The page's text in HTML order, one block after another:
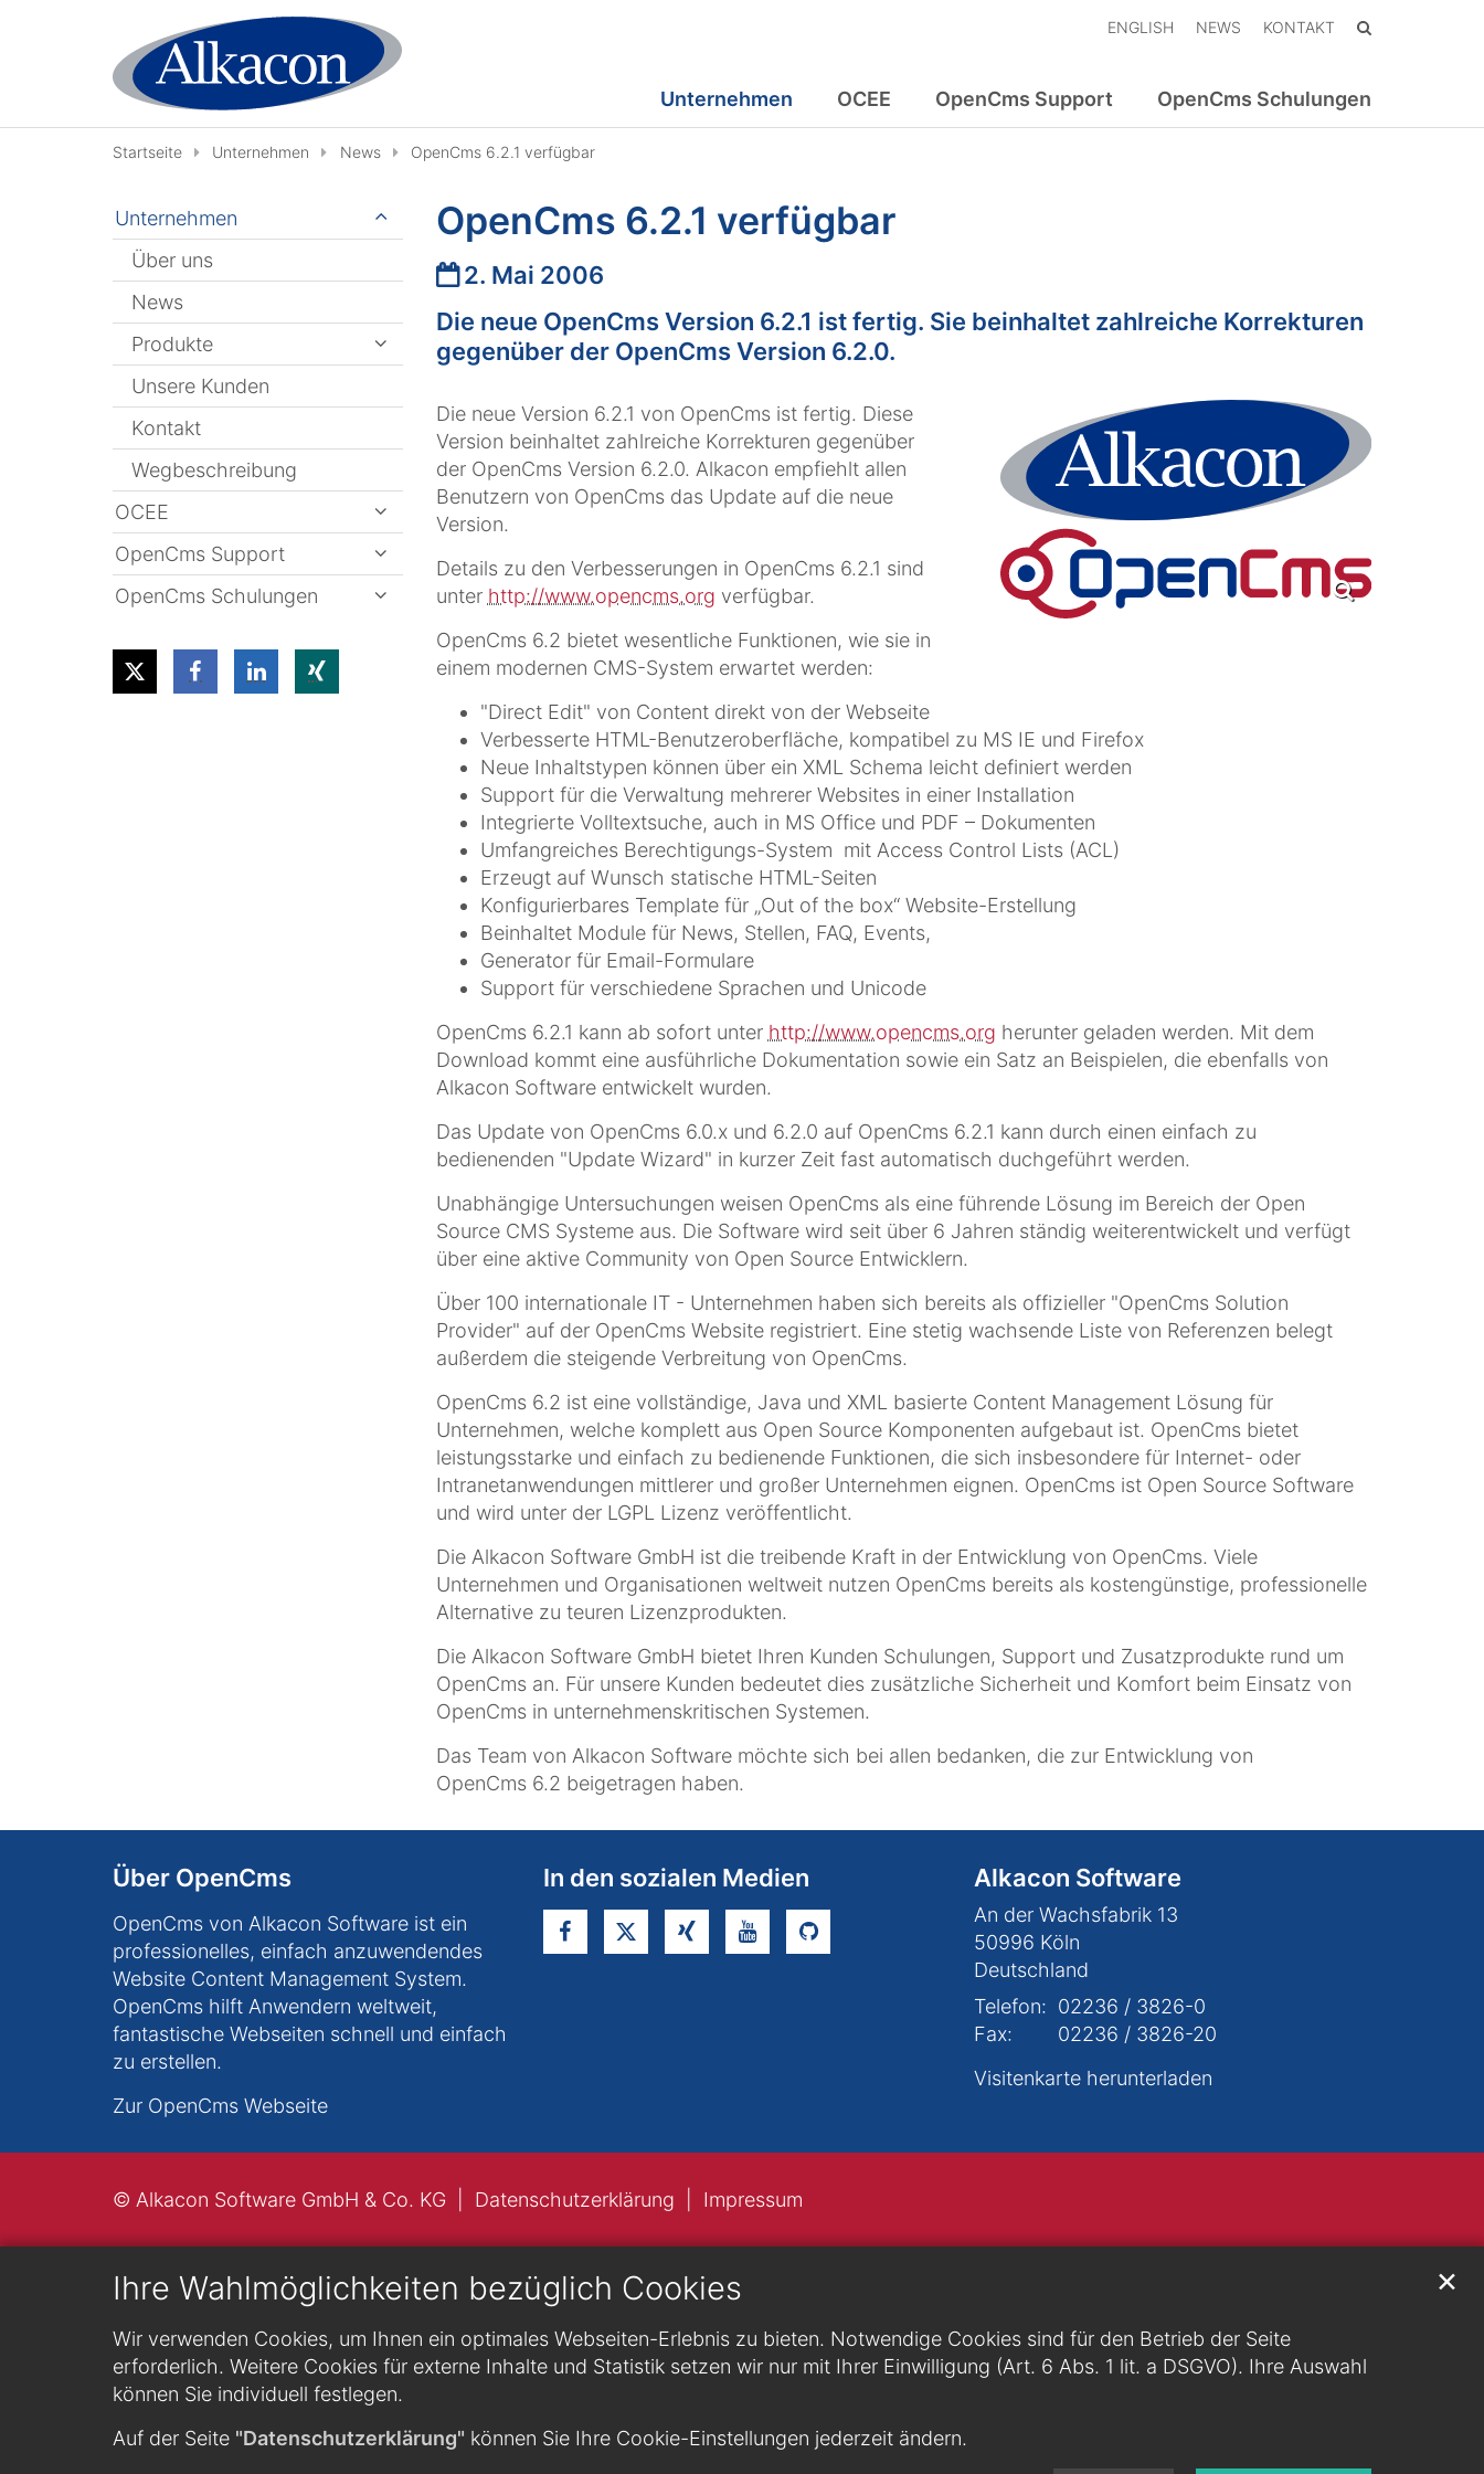
Ihre Wahlmöglichkeiten bezüglich Cookies
Wir verwenden Cookies, um Ihnen ein optimales Webseiten-Erlebnis zu bieten. Notwendige Cookies sind für den Betrieb der Seite
erforderlich. Weitere Cookies für externe Inhalte und Statistik setzen wir nur mit Ihrer Einwilligung (Art. 6 Abs. 1 lit. a DSGVO). Ihre Auswahl
können Sie individuell festlegen.
Auf der Seite "Datenschutzerklärung" können Sie Ihre Cookie-Einstellungen jederzeit ändern.
✕
ENGLISH NEWS KONTAKT
Unternehmen OCEE OpenCms Support OpenCms Schulungen
Startseite Unternehmen News OpenCms 6.2.1 verfügbar
OpenCms 6.2.1 verfügbar
Datum:
2. Mai 2006
Die neue OpenCms Version 6.2.1 ist fertig. Sie beinhaltet zahlreiche Korrekturen
gegenüber der OpenCms Version 6.2.0.
Die neue Version 6.2.1 von OpenCms ist fertig. Diese
Version beinhaltet zahlreiche Korrekturen gegenüber
der OpenCms Version 6.2.0. Alkacon empfiehlt allen
Benutzern von OpenCms das Update auf die neue
Version.
Details zu den Verbesserungen in OpenCms 6.2.1 sind
unter http://www.opencms.org verfügbar.
OpenCms 6.2 bietet wesentliche Funktionen, wie sie in
einem modernen CMS-System erwartet werden:
"Direct Edit" von Content direkt von der Webseite
Verbesserte HTML-Benutzeroberfläche, kompatibel zu MS IE und Firefox
Neue Inhaltstypen können über ein XML Schema leicht definiert werden
Support für die Verwaltung mehrerer Websites in einer Installation
Integrierte Volltextsuche, auch in MS Office und PDF – Dokumenten
Umfangreiches Berechtigungs-System mit Access Control Lists (ACL)
Erzeugt auf Wunsch statische HTML-Seiten
Konfigurierbares Template für „Out of the box“ Website-Erstellung
Beinhaltet Module für News, Stellen, FAQ, Events,
Generator für Email-Formulare
Support für verschiedene Sprachen und Unicode
OpenCms 6.2.1 kann ab sofort unter http://www.opencms.org herunter geladen werden. Mit dem
Download kommt eine ausführliche Dokumentation sowie ein Satz an Beispielen, die ebenfalls von
Alkacon Software entwickelt wurden.
Das Update von OpenCms 6.0.x und 6.2.0 auf OpenCms 6.2.1 kann durch einen einfach zu
bedienenden "Update Wizard" in kurzer Zeit fast automatisch duchgeführt werden.
Unabhängige Untersuchungen weisen OpenCms als eine führende Lösung im Bereich der Open
Source CMS Systeme aus. Die Software wird seit über 6 Jahren ständig weiterentwickelt und verfügt
über eine aktive Community von Open Source Entwicklern.
Über 100 internationale IT - Unternehmen haben sich bereits als offizieller "OpenCms Solution
Provider" auf der OpenCms Website registriert. Eine stetig wachsende Liste von Referenzen belegt
außerdem die steigende Verbreitung von OpenCms.
OpenCms 6.2 ist eine vollständige, Java und XML basierte Content Management Lösung für
Unternehmen, welche komplett aus Open Source Komponenten aufgebaut ist. OpenCms bietet
leistungsstarke und einfach zu bedienende Funktionen, die sich insbesondere für Internet- oder
Intranetanwendungen mittlerer und großer Unternehmen eignen. OpenCms ist Open Source Software
und wird unter der LGPL Lizenz veröffentlicht.
Die Alkacon Software GmbH ist die treibende Kraft in der Entwicklung von OpenCms. Viele
Unternehmen und Organisationen weltweit nutzen OpenCms bereits als kostengünstige, professionelle
Alternative zu teuren Lizenzprodukten.
Die Alkacon Software GmbH bietet Ihren Kunden Schulungen, Support und Zusatzprodukte rund um
OpenCms an. Für unsere Kunden bedeutet dies zusätzliche Sicherheit und Komfort beim Einsatz von
OpenCms in unternehmenskritischen Systemen.
Das Team von Alkacon Software möchte sich bei allen bedanken, die zur Entwicklung von
OpenCms 6.2 beigetragen haben.
Unternehmen
Über uns
News
Produkte
Unsere Kunden
Kontakt
Wegbeschreibung
OCEE
OpenCms Support
OpenCms Schulungen
Über OpenCms
OpenCms von Alkacon Software ist ein
professionelles, einfach anzuwendendes
Website Content Management System.
OpenCms hilft Anwendern weltweit,
fantastische Webseiten schnell und einfach
zu erstellen.
Zur OpenCms Webseite
In den sozialen Medien Alkacon Software
An der Wachsfabrik 13
50996 Köln
Deutschland
Telefon: 02236 / 3826-0
Fax:
02236 / 3826-20
Visitenkarte herunterladen
© Alkacon Software GmbH & Co. KG Datenschutzerklärung Impressum